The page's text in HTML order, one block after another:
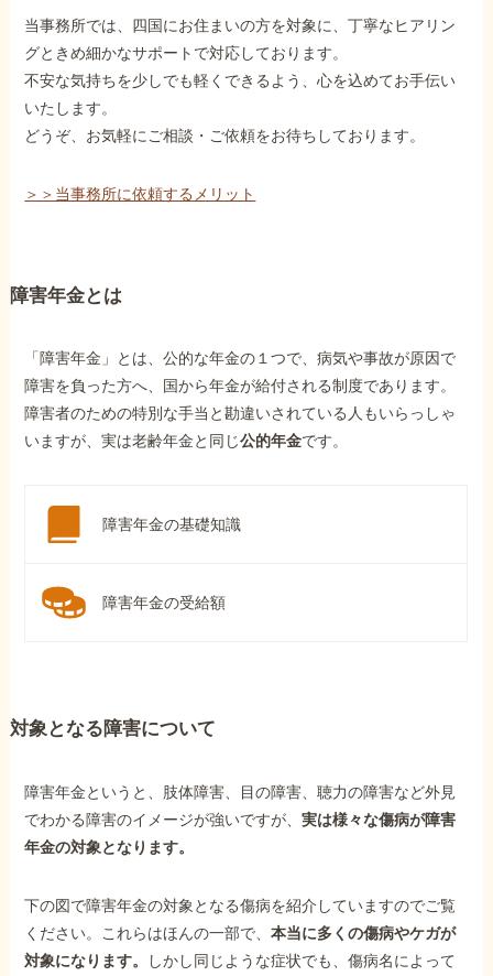
当事務所では、四国にお住まいの方を対象に、丁寧なヒアリン
グときめ細かなサポートで対応しております。
不安な気持ちを少しでも軽くできるよう、心を込めてお手伝い
いたします。
どうぞ、お気軽にご相談・ご依頼をお待ちしております。
＞＞当事務所に依頼するメリット
障害年金とは
「障害年金」とは、公的な年金の１つで、病気や事故が原因で
障害を負った方へ、国から年金が給付される制度であります。
障害者のための特別な手当と勘違いされている人もいらっしゃ
いますが、実は老齢年金と同じ公的年金です。
障害年金の基礎知識
障害年金の受給額
対象となる障害について
障害年金というと、肢体障害、目の障害、聴力の障害など外見
でわかる障害のイメージが強いですが、実は様々な傷病が障害
年金の対象となります。
下の図で障害年金の対象となる傷病を紹介していますのでご覧
ください。これらはほんの一部で、本当に多くの傷病やケガが
対象になります。
しかし同じような症状でも、傷病名によって